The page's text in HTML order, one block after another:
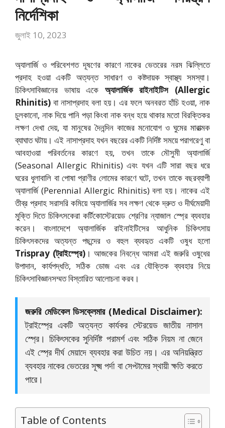
নির্দেশিকা
জুলাই 10, 2023
অ্যালার্জি ও পরিবেশগত দূষণের কারণে নাকের ভেতরের নরম ঝিল্লিতে
প্রদাহ হওয়া একটি অত্যন্ত সাধারণ ও কষ্টদায়ক স্বাস্থ্য সমস্যা।
চিকিৎসাবিজ্ঞানের ভাষায় একে অ্যালার্জিক রাইনাইটিস (Allergic
Rhinitis) বা নাসাপ্রদাহ বলা হয়। এর ফলে অনবরত হাঁচি হওয়া, নাক
চুলকানো, নাক দিয়ে পানি পড়া কিংবা নাক বন্ধ হয়ে থাকার মতো বিরক্তিকর
লক্ষণ দেখা দেয়, যা মানুষের দৈনন্দিন কাজের মনোযোগ ও ঘুমের মারাত্মক
ব্যাঘাত ঘটায়। এই নাসাপ্রদাহ যখন বছরের একটি নির্দিষ্ট সময়ে পরাগরেণু বা
আবহাওয়া পরিবর্তনের কারণে হয়, তখন তাকে মৌসুমী অ্যালার্জি
(Seasonal Allergic Rhinitis) এবং যখন এটি সারা বছর ধরে
ঘরের ধুলাবালি বা পোষা প্রাণীর লোমের কারণে ঘটে, তখন তাকে বছরব্যাপী
অ্যালার্জি (Perennial Allergic Rhinitis) বলা হয়। নাকের এই
তীব্র প্রদাহ সরাসরি কমিয়ে অ্যালার্জির সব লক্ষণ থেকে দ্রুত ও দীর্ঘমেয়াদী
মুক্তি দিতে চিকিৎসকেরা কর্টিকোস্টেরয়েড শ্রেণির ন্যাজাল স্প্রে ব্যবহার
করেন। বাংলাদেশে অ্যালার্জিক রাইনাইটিসের আধুনিক চিকিৎসায়
চিকিৎসকদের অত্যন্ত পছন্দের ও বহুল ব্যবহৃত একটি ওষুধ হলো
Trispray (ট্রাইস্প্রে) । আজকের নিবন্ধে আমরা এই জরুরি ওষুধের
উপাদান, কার্যপদ্ধতি, সঠিক ডোজ এবং এর যৌক্তিক ব্যবহার নিয়ে
চিকিৎসাবিজ্ঞানসম্মত বিস্তারিত আলোচনা করব।
জরুরি মেডিকেল ডিসক্লেমার (Medical Disclaimer):
ট্রাইস্প্রে একটি অত্যন্ত কার্যকর স্টেরয়েড জাতীয় নাসাল
স্প্রে। চিকিৎসকের সুনির্দিষ্ট পরামর্শ এবং সঠিক নিয়ম না জেনে
এই স্প্রে দীর্ঘ মেয়াদে ব্যবহার করা উচিত নয়। এর অনিয়ন্ত্রিত
ব্যবহার নাকের ভেতরের সূক্ষ্ম পর্দা বা সেপ্টামের স্থায়ী ক্ষতি করতে
পারে।
Table of Contents